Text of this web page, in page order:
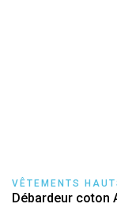
VÊTEMENTS
Débardeur coton